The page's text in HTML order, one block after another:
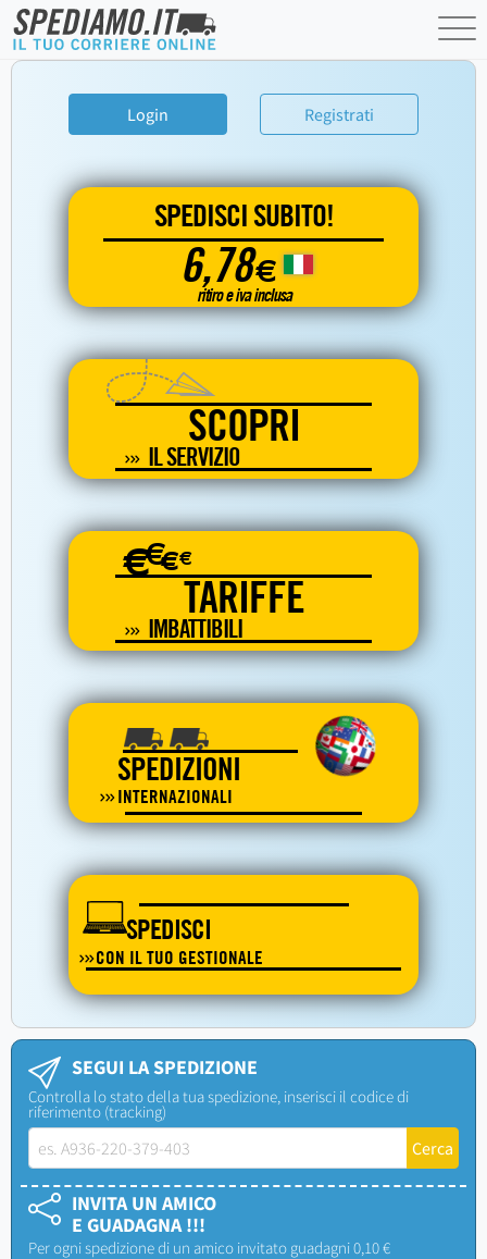
Login Registrati
SPEDISCI SUBITO!
6,78€
ritiro e iva inclusa
SCOPRI
IL SERVIZIO
€€€€
TARIFFE
IMBATTIBILI
SPEDIZIONI
INTERNAZIONALI
SPEDISCI
CON IL TUO GESTIONALE
SEGUI LA SPEDIZIONE
Controlla lo stato della tua spedizione, inserisci il codice di
riferimento (tracking)
INVITA UN AMICO
E GUADAGNA !!!
Per ogni spedizione di un amico invitato guadagni 0,10 €